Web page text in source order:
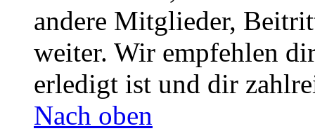
andere Mitglieder,
weiter. Wir empfehlen
erledigt ist und dir
Nach oben